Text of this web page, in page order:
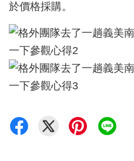
於價格採購。